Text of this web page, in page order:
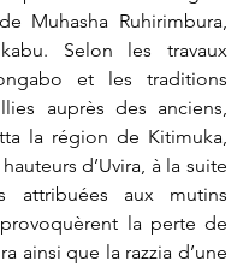
Muhasha Ruhirimbura,
Selon les travaux
et les traditions
auprès des anciens,
la région de Kitimuka,
d’Uvira, à la suite
attribuées aux mutins
la perte de
ainsi que la razzia d’une